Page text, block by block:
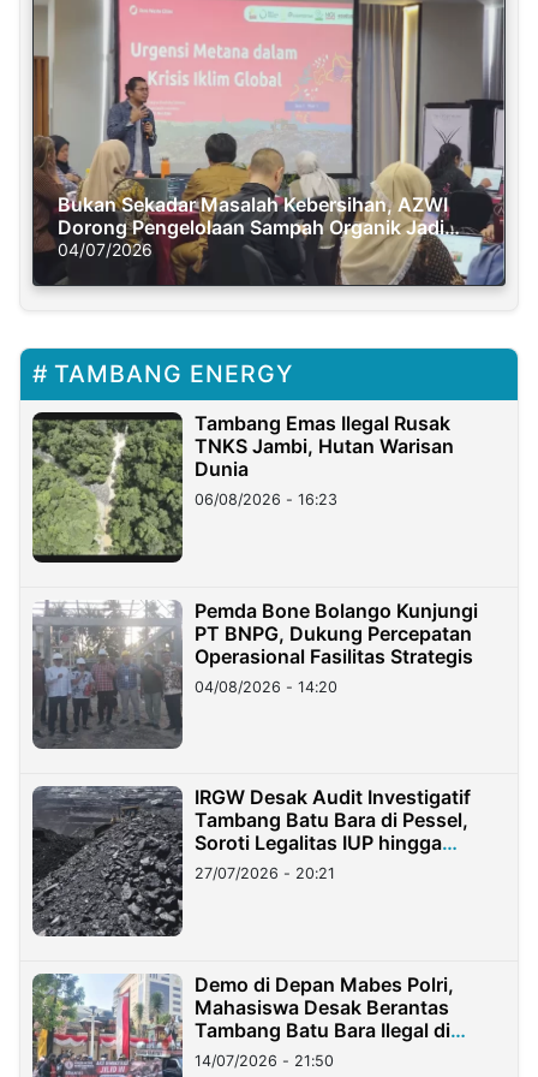
Bukan Sekadar Masalah Kebersihan, AZWI
Dorong Pengelolaan Sampah Organik Jadi
Solusi Krisis Iklim
04/07/2026
TAMBANG ENERGY
Tambang Emas Ilegal Rusak
TNKS Jambi, Hutan Warisan
Dunia
06/08/2026 - 16:23
Pemda Bone Bolango Kunjungi
PT BNPG, Dukung Percepatan
Operasional Fasilitas Strategis
04/08/2026 - 14:20
IRGW Desak Audit Investigatif
Tambang Batu Bara di Pessel,
Soroti Legalitas IUP hingga
Stockpile
27/07/2026 - 20:21
Demo di Depan Mabes Polri,
Mahasiswa Desak Berantas
Tambang Batu Bara Ilegal di
Lampung
14/07/2026 - 21:50